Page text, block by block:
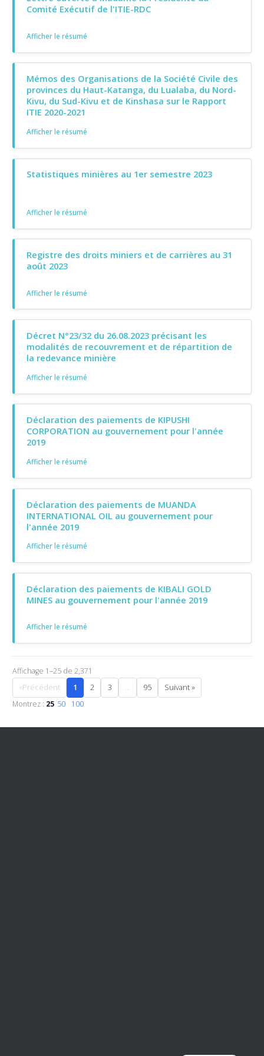
Comité Exécutif de l'ITIE-RDC
Afficher le résumé
Mémos des Organisations de la Société Civile des
provinces du Haut-Katanga, du Lualaba, du Nord-
Kivu, du Sud-Kivu et de Kinshasa sur le Rapport
ITIE 2020-2021
Afficher le résumé
Statistiques minières au 1er semestre 2023
Afficher le résumé
Registre des droits miniers et de carrières au 31
août 2023
Afficher le résumé
Décret N°23/32 du 26.08.2023 précisant les
modalités de recouvrement et de répartition de
la redevance minière
Afficher le résumé
Déclaration des paiements de KIPUSHI
CORPORATION au gouvernement pour l'année
2019
Afficher le résumé
Déclaration des paiements de MUANDA
INTERNATIONAL OIL au gouvernement pour
l'année 2019
Afficher le résumé
Déclaration des paiements de KIBALI GOLD
MINES au gouvernement pour l'année 2019
Afficher le résumé
Affichage 1–25 de 2,371
«Précédent
1 2 3 ... 95
Suivant »
Montrez : 25 50 100